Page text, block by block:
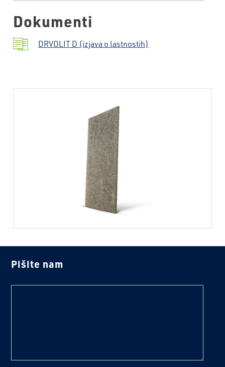
Dokumenti
DRVOLIT D (izjava o lastnostih)
Pišite nam